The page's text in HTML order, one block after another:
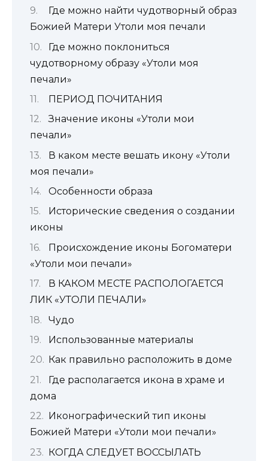
Где можно найти чудотворный образ
Божией Матери Утоли моя печали
Где можно поклониться
чудотворному образу «Утоли моя
печали»
ПЕРИОД ПОЧИТАНИЯ
Значение иконы «Утоли мои
печали»
В каком месте вешать икону «Утоли
моя печали»
Особенности образа
Исторические сведения о создании
иконы
Происхождение иконы Богоматери
«Утоли мои печали»
В КАКОМ МЕСТЕ РАСПОЛОГАЕТСЯ
ЛИК «УТОЛИ ПЕЧАЛИ»
Чудо
Использованные материалы
Как правильно расположить в доме
Где располагается икона в храме и
дома
Иконографический тип иконы
Божией Матери «Утоли мои печали»
КОГДА СЛЕДУЕТ ВОССЫЛАТЬ